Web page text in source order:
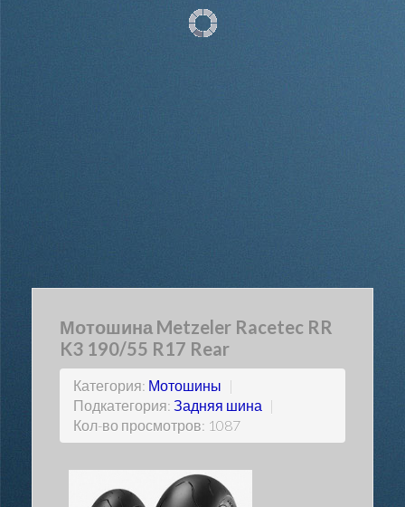
Мотошина Metzeler Racetec RR
K3 190/55 R17 Rear
Категория: Мотошины |
Подкатегория: Задняя шина |
Кол-во просмотров: 1087